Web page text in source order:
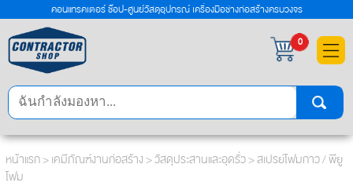
×
คอนแทรคเตอร์ ช๊อป-ศูนย์วัสดุอุปกรณ์ เครื่องมือช่างก่อสร้างครบวงจร
0
หน้าแรก>เคมีภัณฑ์งานก่อสร้าง>วัสดุประสานและอุดรั่ว> สเปรย์โฟมกาว / พียู
โฟม